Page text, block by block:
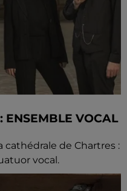
ENSEMBLE VOCAL
cathédrale de Chartres :
vocal.